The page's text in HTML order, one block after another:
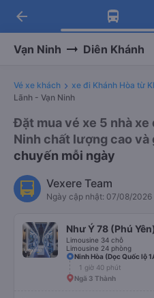
Tải app
Nhận ưu đãi
Tải app Vexere
-30k/ghế khi
arrow_back
Vạn Ninh Diên Khánh
Vé xe khách xe đi Khánh Hòa từ
Lãnh - Vạn Ninh
Đặt mua vé xe 5 nhà xe
Ninh chất lượng cao và
chuyến mỗi ngày
Vexere Team
Ngày cập nhật: 07/08/2026
Như Ý 78 (Phú
Limousine 34 chỗ
Limousine 24 phòng
Ninh Hòa (Dọc Quốc lộ
1 giờ 40 phút
Ngã 3 Thành